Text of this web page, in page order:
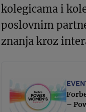
kolegicama i
poslovnim
znanja kroz
–